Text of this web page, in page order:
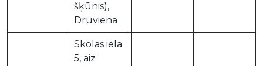
šķūnis),
Druviena
Skolas iela
5, aiz